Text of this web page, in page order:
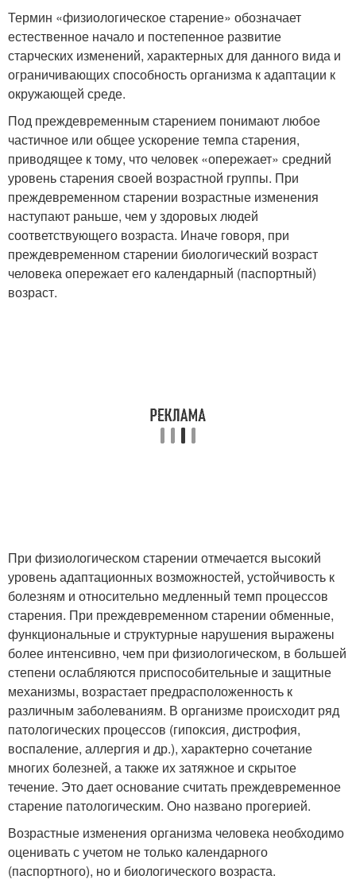
Термин «физиологическое старение» обозначает
естественное начало и постепенное развитие
старческих изменений, характерных для данного вида и
ограничивающих способность организма к адаптации к
окружающей среде.
Под преждевременным старением понимают любое
частичное или общее ускорение темпа старения,
приводящее к тому, что человек «опережает» средний
уровень старения своей возрастной группы. При
преждевременном старении возрастные изменения
наступают раньше, чем у здоровых людей
соответствующего возраста. Иначе говоря, при
преждевременном старении биологический возраст
человека опережает его календарный (паспортный)
возраст.
При физиологическом старении отмечается высокий
уровень адаптационных возможностей, устойчивость к
болезням и относительно медленный темп процессов
старения. При преждевременном старении обменные,
функциональные и структурные нарушения выражены
более интенсивно, чем при физиологическом, в большей
степени ослабляются приспособительные и защитные
механизмы, возрастает предрасположенность к
различным заболеваниям. В организме происходит ряд
патологических процессов (гипоксия, дистрофия,
воспаление, аллергия и др.), характерно сочетание
многих болезней, а также их затяжное и скрытое
течение. Это дает основание считать преждевременное
старение патологическим. Оно названо прогерией.
Возрастные изменения организма человека необходимо
оценивать с учетом не только календарного
(паспортного), но и биологического возраста.